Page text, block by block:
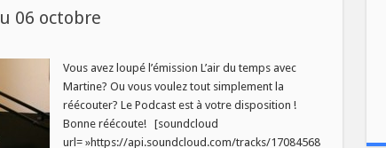
06 octobre
Vous avez loupé l’émission L’air du temps avec
Martine? Ou vous voulez tout simplement la
réécouter? Le Podcast est à votre disposition !
Bonne réécoute! [soundcloud
url= »https://api.soundcloud.com/tracks/17084568